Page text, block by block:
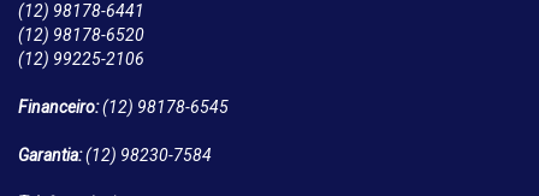
(12) 98178-6441
(12) 98178-6520
(12) 99225-2106
Financeiro:(12) 98178-6545
Garantia:(12) 98230-7584